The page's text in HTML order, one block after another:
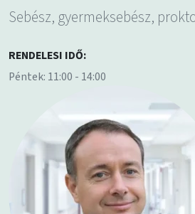
Sebész, gyermeksebész,
RENDELESI IDŐ:
Péntek: 11:00 - 14:00